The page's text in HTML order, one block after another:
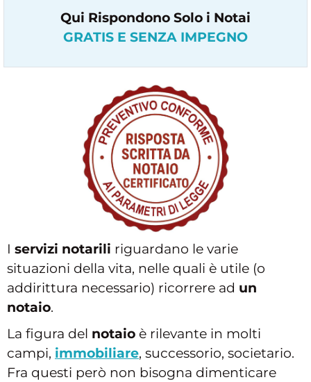
Qui Rispondono Solo i Notai
GRATIS E SENZA IMPEGNO
I servizi notarili riguardano le varie
situazioni della vita, nelle quali è utile (o
addirittura necessario) ricorrere ad un
notaio.
La figura del notaio è rilevante in molti
campi, immobiliare, successorio, societario.
Fra questi però non bisogna dimenticare